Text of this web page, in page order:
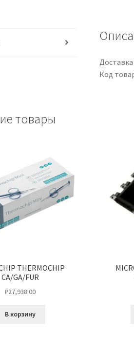
Код
товары
THERMOCHIP
CA/GA/FUR
₽27,938.00
В корзину